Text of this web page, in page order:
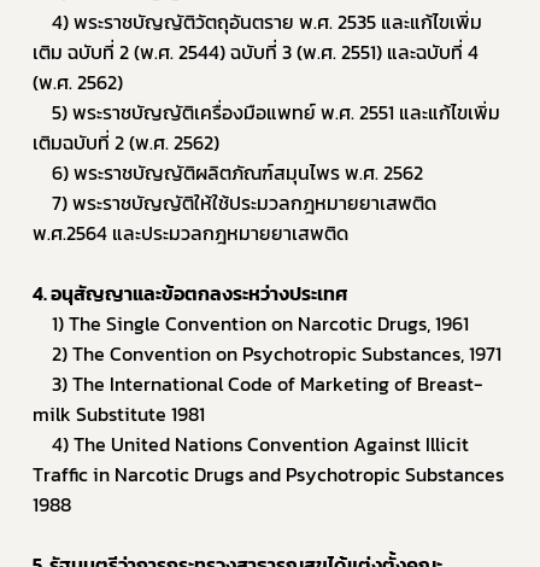
4) พระราชบัญญัติวัตถุอันตราย พ.ศ. 2535 และแก้ไขเพิ่ม
เติม ฉบับที่ 2 (พ.ศ. 2544) ฉบับที่ 3 (พ.ศ. 2551) และฉบับที่ 4
(พ.ศ. 2562)
	5
) พระราชบัญญัติเครื่องมือแพทย์ พ.ศ. 2551 และแก้ไขเพิ่ม
เติมฉบับที่ 2 (พ.ศ. 2562)
	6
) พระราชบัญญัติผลิตภัณฑ์สมุนไพร พ.ศ. 2562
    7)
พระราชบัญญัติให้ใช้ประมวลกฎหมายยาเสพติด
พ.ศ.2564 และประมวลกฎหมายยาเสพติด
4. อนุสัญญาและข้อตกลงระหว่างประเทศ
1) The Single Convention on Narcotic Drugs, 1961
2) The Convention on Psychotropic Substances, 1971
3) The International Code of Marketing of Breast-
milk Substitute 1981
4) The United Nations Convention Against Illicit
Traffic in Narcotic Drugs and Psychotropic Substances
1988